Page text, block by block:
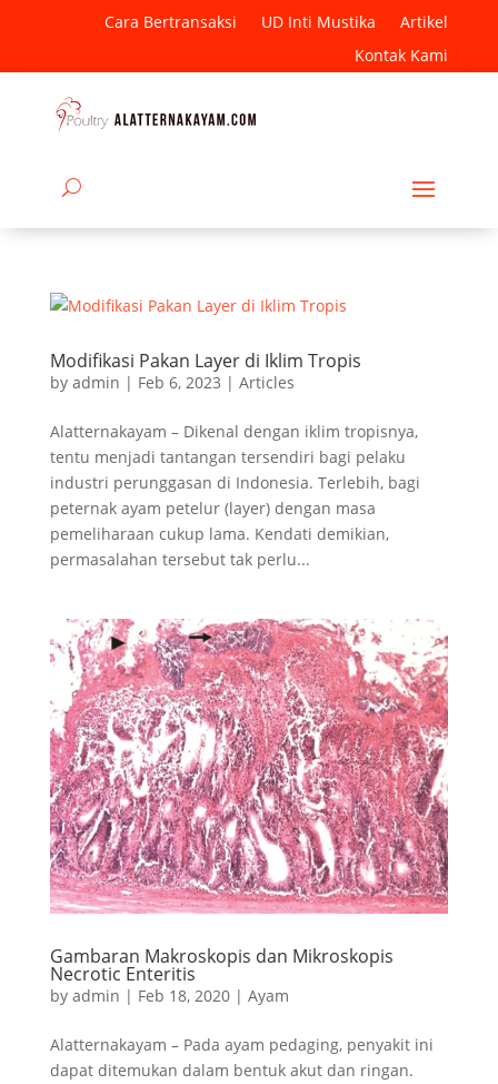
Cara Bertransaksi UD Inti Mustika
Artikel
Kontak Kami
Modifikasi Pakan Layer di Iklim Tropis
by admin | Feb 6, 2023 | Articles
Alatternakayam – Dikenal dengan iklim tropisnya,
tentu menjadi tantangan tersendiri bagi pelaku
industri perunggasan di Indonesia. Terlebih, bagi
peternak ayam petelur (layer) dengan masa
pemeliharaan cukup lama. Kendati demikian,
permasalahan tersebut tak perlu...
Gambaran Makroskopis dan Mikroskopis
Necrotic Enteritis
by admin | Feb 18, 2020| Ayam
Alatternakayam – Pada ayam pedaging, penyakit ini
dapat ditemukan dalam bentuk akut dan ringan.